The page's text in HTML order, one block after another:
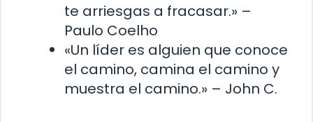
te arriesgas a fracasar.» –
Paulo Coelho
«Un líder es alguien que conoce
el camino, camina el camino y
muestra el camino.» – John C.